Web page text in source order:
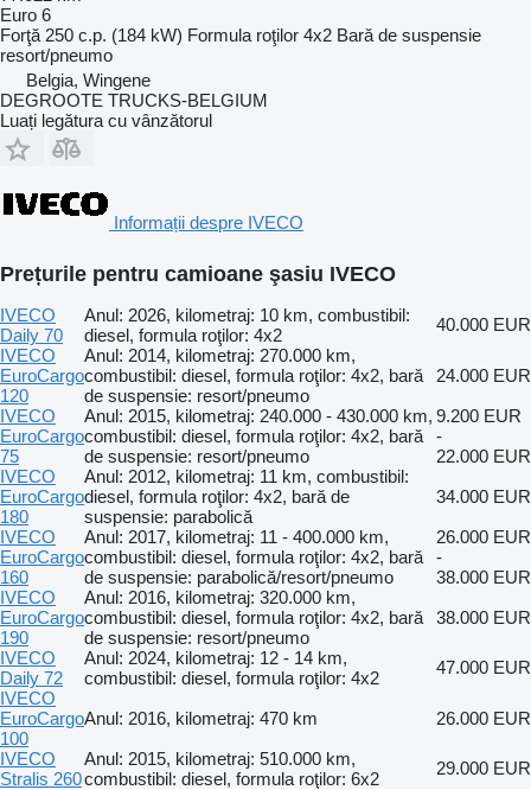
Euro 6
Forţă 250 c.p. (184 kW) Formula roţilor 4x2 Bară de suspensie
resort/pneumo
Belgia, Wingene
DEGROOTE TRUCKS-BELGIUM
Luați legătura cu vânzătorul
Informații despre IVECO
Prețurile pentru camioane şasiu IVECO
IVECO
Daily 70
Anul: 2026, kilometraj: 10 km, combustibil:
diesel, formula roţilor: 4x2
40.000 EUR
IVECO
EuroCargo
120
Anul: 2014, kilometraj: 270.000 km,
combustibil: diesel, formula roţilor: 4x2, bară
de suspensie: resort/pneumo
24.000 EUR
IVECO
EuroCargo
75
Anul: 2015, kilometraj: 240.000 - 430.000 km,
combustibil: diesel, formula roţilor: 4x2, bară
de suspensie: resort/pneumo
9.200 EUR
-
22.000 EUR
IVECO
EuroCargo
180
Anul: 2012, kilometraj: 11 km, combustibil:
diesel, formula roţilor: 4x2, bară de
suspensie: parabolică
34.000 EUR
IVECO
EuroCargo
160
Anul: 2017, kilometraj: 11 - 400.000 km,
combustibil: diesel, formula roţilor: 4x2, bară
de suspensie: parabolică/resort/pneumo
26.000 EUR
-
38.000 EUR
IVECO
EuroCargo
190
Anul: 2016, kilometraj: 320.000 km,
combustibil: diesel, formula roţilor: 4x2, bară
de suspensie: resort/pneumo
38.000 EUR
IVECO
Daily 72
Anul: 2024, kilometraj: 12 - 14 km,
combustibil: diesel, formula roţilor: 4x2
47.000 EUR
IVECO
EuroCargo
100
Anul: 2016, kilometraj: 470 km
26.000 EUR
IVECO
Stralis 260
Anul: 2015, kilometraj: 510.000 km,
combustibil: diesel, formula roţilor: 6x2
29.000 EUR